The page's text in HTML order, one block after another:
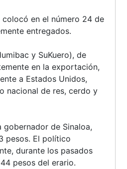
en el número 24 de
entregados.
y SuKuero), de
en la exportación,
a Estados Unidos,
nacional de res, cerdo y
de Sinaloa,
pesos. El político
durante los pasados
pesos del erario.